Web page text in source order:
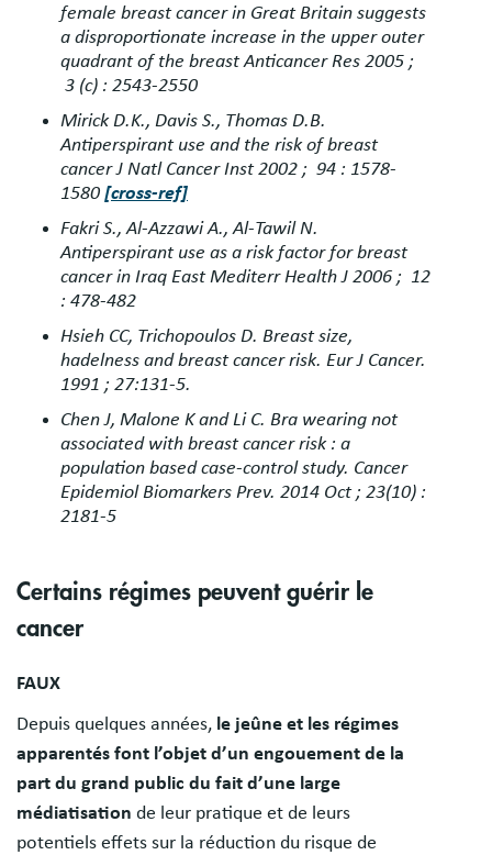
female breast cancer in Great Britain suggests
a disproportionate increase in the upper outer
quadrant of the breast Anticancer Res 2005 ;
3 (c) : 2543-2550
Mirick D.K., Davis S., Thomas D.B.
Antiperspirant use and the risk of breast
cancer J Natl Cancer Inst 2002 ; 94 : 1578-
1580 [cross-ref]
Fakri S., Al-Azzawi A., Al-Tawil N.
Antiperspirant use as a risk factor for breast
cancer in Iraq East Mediterr Health J 2006 ; 12
: 478-482
Hsieh CC, Trichopoulos D. Breast size,
hadelness and breast cancer risk. Eur J Cancer.
1991 ; 27:131-5.
Chen J, Malone K and Li C. Bra wearing not
associated with breast cancer risk : a
population based case-control study. Cancer
Epidemiol Biomarkers Prev. 2014 Oct ; 23(10) :
2181-5
Certains régimes peuvent guérir le
cancer
FAUX
Depuis quelques années, le jeûne et les régimes
apparentés font l’objet d’un engouement de la
part du grand public du fait d’une large
médiatisation de leur pratique et de leurs
potentiels effets sur la réduction du risque de